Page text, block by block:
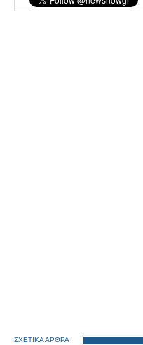
ΣΧΕΤΙΚΑ ΑΡΘΡΑ